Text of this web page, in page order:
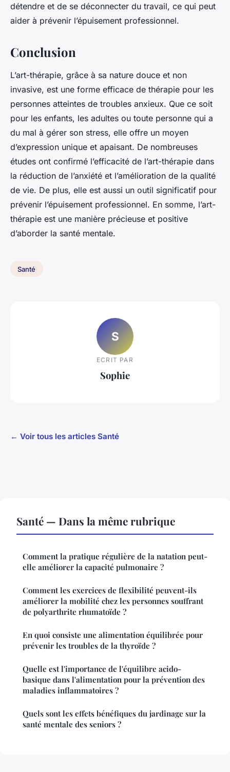
détendre et de se déconnecter du travail, ce qui peut
aider à prévenir l’épuisement professionnel.
Conclusion
L’art-thérapie, grâce à sa nature douce et non
invasive, est une forme efficace de thérapie pour les
personnes atteintes de troubles anxieux. Que ce soit
pour les enfants, les adultes ou toute personne qui a
du mal à gérer son stress, elle offre un moyen
d’expression unique et apaisant. De nombreuses
études ont confirmé l’efficacité de l’art-thérapie dans
la réduction de l’anxiété et l’amélioration de la qualité
de vie. De plus, elle est aussi un outil significatif pour
prévenir l’épuisement professionnel. En somme, l’art-
thérapie est une manière précieuse et positive
d’aborder la santé mentale.
Santé
S
ECRIT PAR
Sophie
← Voir tous les articles Santé
Santé — Dans la même rubrique
Comment la pratique régulière de la natation peut-
elle améliorer la capacité pulmonaire ?
Comment les exercices de flexibilité peuvent-ils
améliorer la mobilité chez les personnes souffrant
de polyarthrite rhumatoïde ?
En quoi consiste une alimentation équilibrée pour
prévenir les troubles de la thyroïde ?
Quelle est l'importance de l'équilibre acido-
basique dans l'alimentation pour la prévention des
maladies inflammatoires ?
Quels sont les effets bénéfiques du jardinage sur la
santé mentale des seniors ?